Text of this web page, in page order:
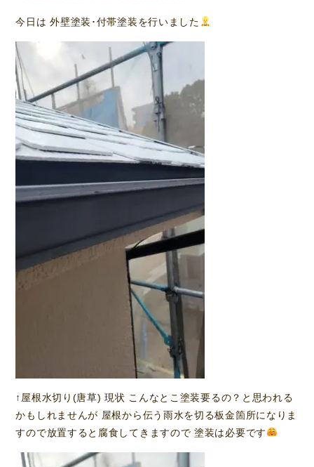
今日は 外壁塗装･付帯塗装を行いました
↑屋根水切り(唐草) 現状 こんなとこ塗装要るの？と思われる
かもしれませんが 屋根から伝う雨水を切る板金箇所になりま
すので放置すると腐食してきますので 塗装は必要です